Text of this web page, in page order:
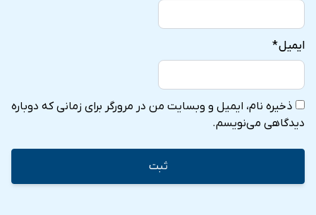
ایمیل*
ذخیره نام، ایمیل و وبسایت من در مرورگر برای زمانی که دوباره
دیدگاهی می‌نویسم.